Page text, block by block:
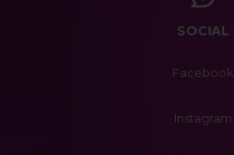
SOCIAL
Facebook
Instagram